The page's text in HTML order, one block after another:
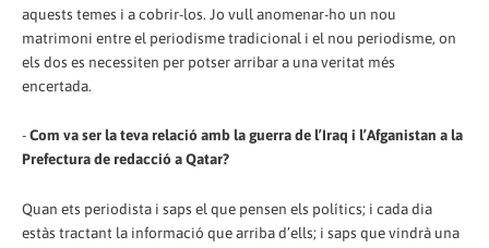
aquests temes i a cobrir-los. Jo vull anomenar-ho un nou
matrimoni entre el periodisme tradicional i el nou periodisme, on
els dos es necessiten per potser arribar a una veritat més
encertada.
-Com va ser la teva relació amb la guerra de l’Iraq i l’Afganistan a la
Prefectura de redacció a Qatar?
Quan ets periodista i saps el que pensen els polítics; i cada dia
estàs tractant la informació que arriba d’ells; i saps que vindrà una